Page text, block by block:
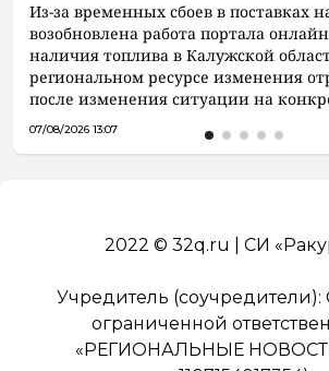
Из-за временных сбоев в поставках
возобновлена работа портала
наличия топлива в Калужской
региональном ресурсе изменения
после изменения ситуации на
07/08/2026 13:07
2022 © 32q.ru | СИ
Учредитель (соучредители):
ограниченной
«РЕГИОНАЛЬНЫЕ